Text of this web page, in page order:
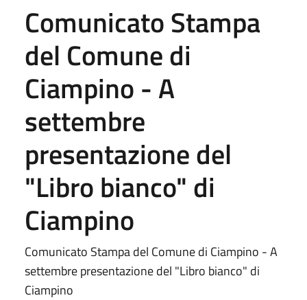
Comunicato Stampa
del Comune di
Ciampino - A
settembre
presentazione del
"Libro bianco" di
Ciampino
Comunicato Stampa del Comune di Ciampino - A
settembre presentazione del "Libro bianco" di
Ciampino